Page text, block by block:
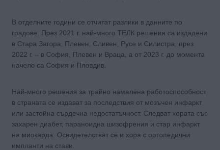
В отделните години се отчитат разлики в данните по
градове. През 2021 г. най-много ТЕЛК решения са издадени
в Стара Загора, Плевен, Сливен, Русе и Силистра, през
2022 г. – в София, Плевен и Враца, а от 2023 г. до момента
начело са София и Пловдив.
Най-много решения за трайно намалена работоспособност
в страната се издават за последствия от мозъчен инфаркт
или застойна сърдечна недостатъчност. Следват хората със
захарен диабет, параноидна шизофрения и стар инфаркт
на миокарда. Освидетелстват се и хора с ортопедични
импланти на стави.